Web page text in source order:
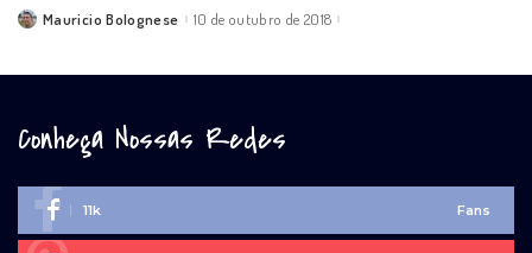
PostedMauricio Bolognese 10 de outubro de 2018
Conheça Nossas Redes
11k Fans